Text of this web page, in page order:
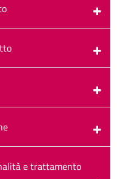
e trattamento